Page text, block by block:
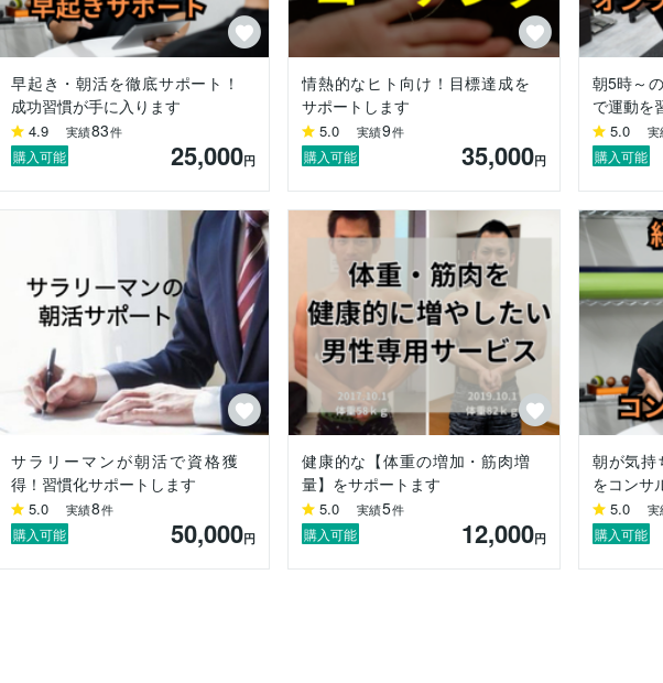
ガポール、オーストラリア、フィリピン、スイス）在住の方と指導実績あり。
ための食事/筋トレ/習慣化のサポート
クライアントを導く（自らにもコーチを付けています）
あること」。そのためには、食事・睡眠・運動・思考のすべてが必要。朝活ができる人々を増
にし幸せなコミュニティを広げていく」
さい。即レス対応します！！
芝）は、
安」「腰痛・肩こりがある」方に向けた、
ニングを組み合わせたダイエット・姿勢改善専門パーソナルジムです。
早起き・朝活を徹底サポート！
成功習慣が手に入ります
4.9 実績83件
購入可能 25,000円
情熱的なヒト向け！目標達成を
サポートします
5.0 実績9件
購入可能 35,000円
朝5時～
で運動を
5.0 実
購入可能
サラリーマンが朝活で資格獲
得！習慣化サポートします
5.0 実績8件
購入可能 50,000円
健康的な【体重の増加・筋肉増
量】をサポートます
5.0 実績5件
購入可能 12,000円
朝が気持
をコンサ
5.0 実
購入可能